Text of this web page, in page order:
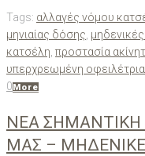
Tags: αλλαγές νόμου
μηνιαίας δόσης
κατσέλη προστασία
υπερχρεωμένη οφειλέτρια
0 More
ΝΕΑ
ΜΑΣ –